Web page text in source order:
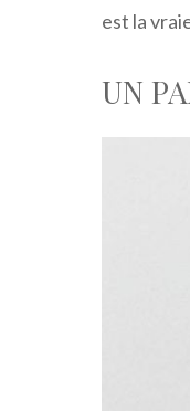
est la
UN